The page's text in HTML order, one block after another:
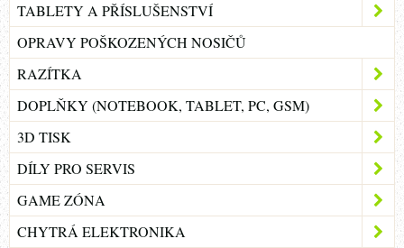
TABLETY A PŘÍSLUŠENSTVÍ
OPRAVY POŠKOZENÝCH NOSIČŮ
RAZÍTKA
DOPLŇKY (NOTEBOOK, TABLET, PC, GSM)
3D TISK
DÍLY PRO SERVIS
GAME ZÓNA
CHYTRÁ ELEKTRONIKA